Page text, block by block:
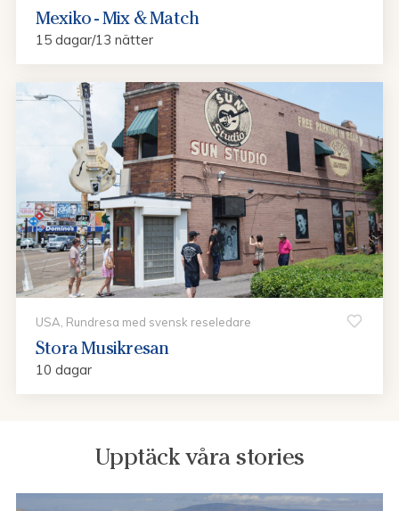
Mexiko - Mix & Match
15 dagar/13 nätter
USA, Rundresa med svensk reseledare
Stora Musikresan
10 dagar
Upptäck våra stories